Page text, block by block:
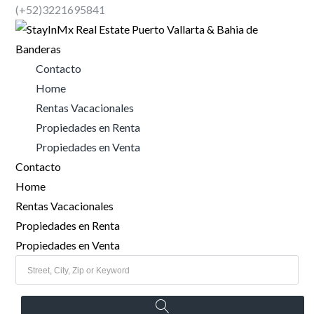
(+52)3221695841
Contacto
Home
Rentas Vacacionales
Propiedades en Renta
Propiedades en Venta
Contacto
Home
Rentas Vacacionales
Propiedades en Renta
Propiedades en Venta